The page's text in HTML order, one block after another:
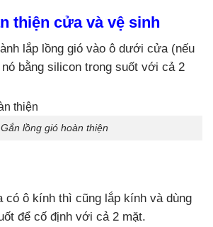
thiện cửa và vệ sinh
lắp lồng gió vào ô dưới cửa (nếu
bằng silicon trong suốt với cả 2
Gắn lồng gió hoàn thiện
có ô kính thì cũng lắp kính và dùng
để cố định với cả 2 mặt.